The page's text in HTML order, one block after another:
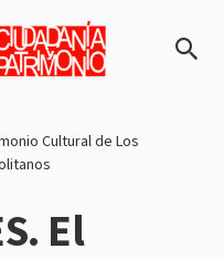
Cultural de Los
El